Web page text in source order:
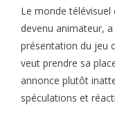
Le monde télévisuel
devenu animateur,
présentation du jeu
veut prendre sa
annonce plutôt
spéculations et